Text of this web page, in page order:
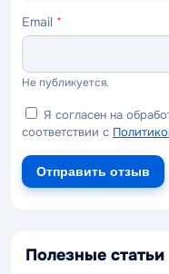
Email *
Не публикуется.
Я согласен на
соответствии с
Отправить отзыв
Полезные статьи